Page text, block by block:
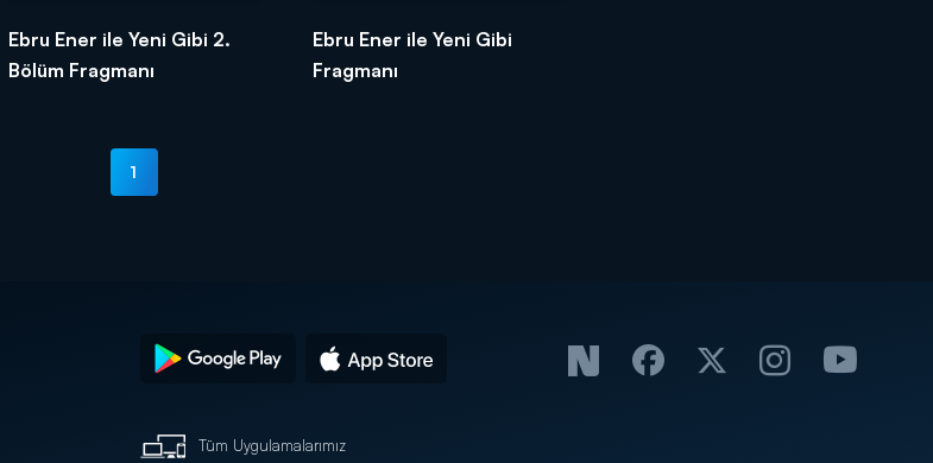
Ebru Ener ile Yeni Gibi 2.
Bölüm Fragmanı
Ebru Ener ile Yeni Gibi
Fragmanı
1
Tüm Uygulamalarımız